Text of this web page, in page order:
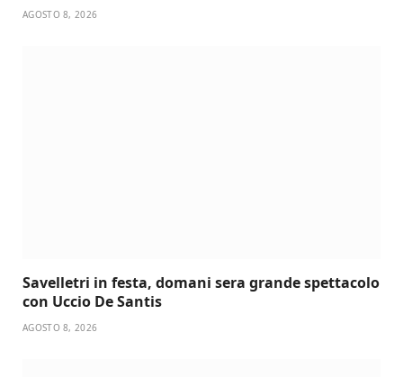
AGOSTO 8, 2026
Savelletri in festa, domani sera grande spettacolo
con Uccio De Santis
AGOSTO 8, 2026